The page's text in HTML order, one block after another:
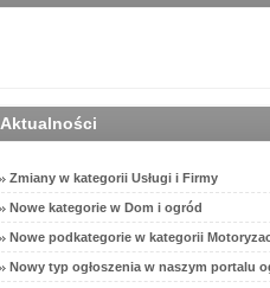
Aktualności
Zmiany w kategorii Usługi i Firmy
Nowe kategorie w Dom i ogród
Nowe podkategorie w kategorii
Nowy typ ogłoszenia w naszym portalu